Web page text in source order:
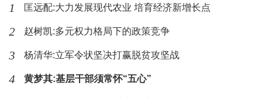
析基础上的思路和引导。
1 匡远配:大力发展现代农业 培育经济新增长点
2 赵树凯:多元权力格局下的政策竞争
3 杨清华:立军令状坚决打赢脱贫攻坚战
4 黄梦其:基层干部须常怀“五心”